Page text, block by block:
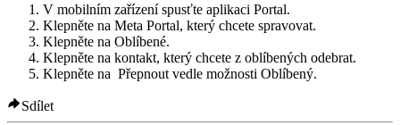
V mobilním zařízení spusťte aplikaci Portal.
Klepněte na Meta Portal, který chcete spravovat.
Klepněte na Oblíbené.
Klepněte na kontakt, který chcete z oblíbených odebrat.
Klepněte na Přepnout vedle možnosti Oblíbený.
Sdílet